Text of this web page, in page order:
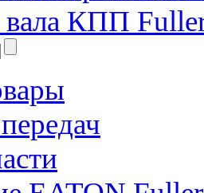
вала КПП